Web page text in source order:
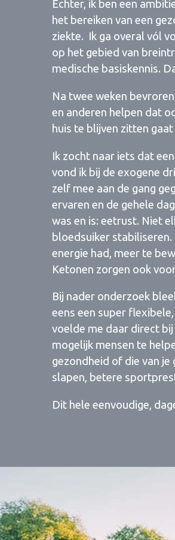
Echter, ik ben een
het bereiken van een
ziekte. Ik ga overal vól
op het gebied van
medische basiskennis.
Na twee weken
en anderen helpen dat
huis te blijven zitten
Ik zocht naar iets dat
vond ik bij de exogene
zelf mee aan de gang
ervaren en de gehele
was en is: eetrust. Niet
bloedsuiker stabiliseren.
energie had, meer te
Ketonen zorgen ook
Bij nader onderzoek
eens een super
voelde me daar direct
mogelijk mensen te
gezondheid of die van
slapen, betere
Dit hele eenvoudige,